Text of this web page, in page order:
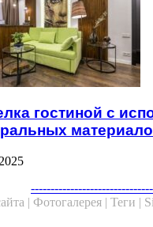
гостиной с
| Фотогалерея | Теги |